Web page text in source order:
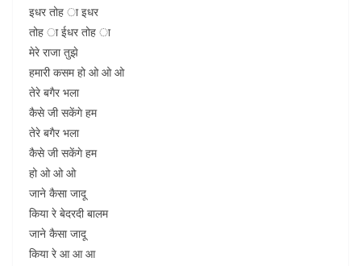
इधर तोह ा इधर
तोह ा ईधर तोह ा
मेरे राजा तुझे
हमारी कसम हो ओ ओ ओ
तेरे बगैर भला
कैसे जी सकेंगे हम
तेरे बगैर भला
कैसे जी सकेंगे हम
हो ओ ओ ओ
जाने कैसा जादू
किया रे बेदरदी बालम
जाने कैसा जादू
किया रे आ आ आ